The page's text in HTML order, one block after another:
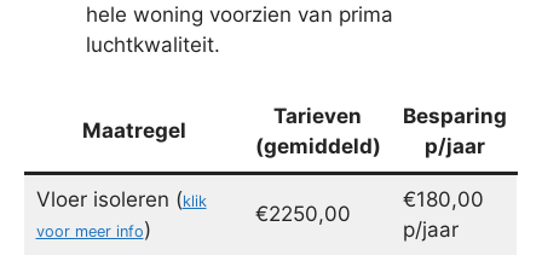
hele woning voorzien van prima
luchtkwaliteit.
Maatregel
Tarieven
(gemiddeld)
Besparing
p/jaar
Vloer isoleren (klik
voor meer info)
€2250,00
€180,00
p/jaar